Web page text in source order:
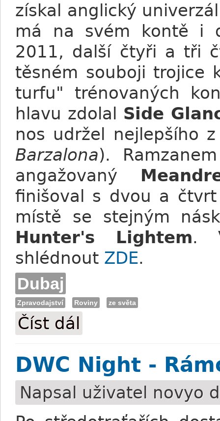
získal anglický
má na svém kontě i
2011, další čtyři a tři
těsném souboji trojice
turfu" trénovaných
hlavu zdolal Side
nos udržel nejlepšího
Barzalona).
angažovaný
finišoval s dvou a
místě se stejným
Hunter's Lightem.
shlédnout ZDE.
Dubaj
Zpravodajství Roviny ze světa
Číst dál
DWC Night -
Napsal uživatel novyo